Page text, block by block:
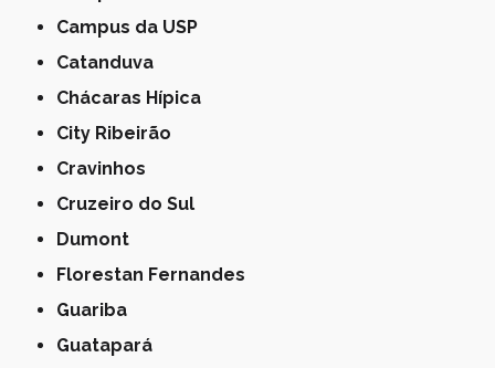
Campus da USP
Catanduva
Chácaras Hípica
City Ribeirão
Cravinhos
Cruzeiro do Sul
Dumont
Florestan Fernandes
Guariba
Guatapará